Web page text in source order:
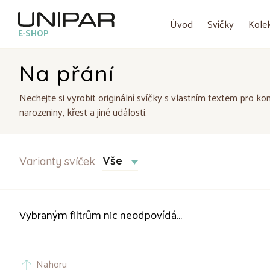
E-SHOP Úvod Svíčky
Na přání
Nechejte si vyrobit originální svíčky s vlastním textem pro
narozeniny, křest a jiné události.
Varianty svíček Vše
Vybraným filtrům nic neodpovídá...
Nahoru